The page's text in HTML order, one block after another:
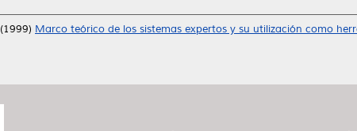
(1999) Marco teórico de los sistemas expertos y su utilización como